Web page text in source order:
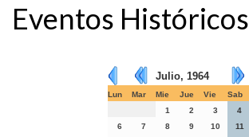
Eventos Históricos
Julio, 1964
Lun Mar Mie Jue Vie Sab
1
2 3 4
6
7 8 9 10 11